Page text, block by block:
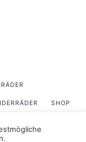
SHOP